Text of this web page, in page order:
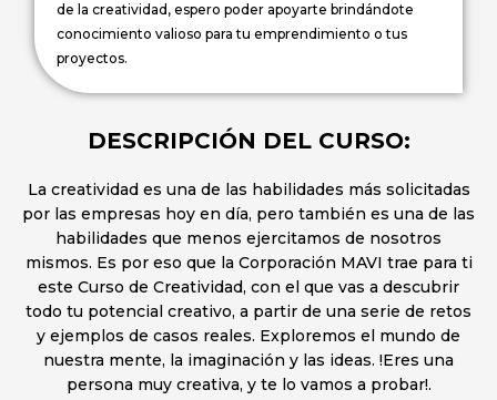
de la creatividad, espero poder apoyarte brindándote
conocimiento valioso para tu emprendimiento o tus
proyectos.
DESCRIPCIÓN DEL CURSO:
La creatividad es una de las habilidades más solicitadas
por las empresas hoy en día, pero también es una de las
habilidades que menos ejercitamos de nosotros
mismos. Es por eso que la Corporación MAVI trae para ti
este Curso de Creatividad, con el que vas a descubrir
todo tu potencial creativo, a partir de una serie de retos
y ejemplos de casos reales. Exploremos el mundo de
nuestra mente, la imaginación y las ideas. !Eres una
persona muy creativa, y te lo vamos a probar!.